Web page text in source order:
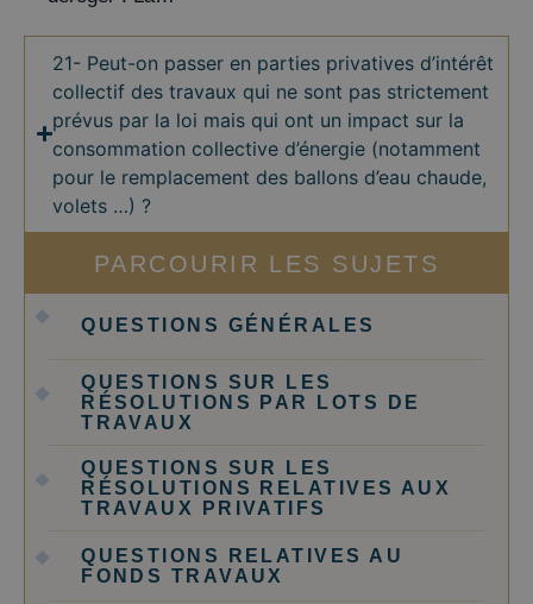
21- Peut-on passer en parties privatives d’intérêt
collectif des travaux qui ne sont pas strictement
prévus par la loi mais qui ont un impact sur la
consommation collective d’énergie (notamment
pour le remplacement des ballons d’eau chaude,
volets …) ?
PARCOURIR LES SUJETS
QUESTIONS GÉNÉRALES
QUESTIONS SUR LES
RÉSOLUTIONS PAR LOTS DE
TRAVAUX
QUESTIONS SUR LES
RÉSOLUTIONS RELATIVES AUX
TRAVAUX PRIVATIFS
QUESTIONS RELATIVES AU
FONDS TRAVAUX